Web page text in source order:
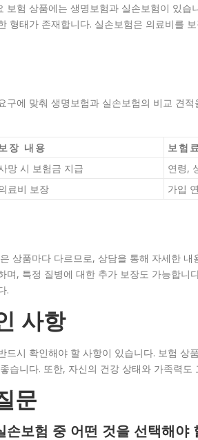
보험 상품에는 생명보험과 실손보험이 있
형태가 존재합니다. 실손보험은 의료비를
구에 맞춰 생명보험과 실손보험의 비교 견
보장 내용
보험료
망 시 보험금 지급
연령,
료비 보장 가입
상품마다 다르므로, 상담을 통해 자세한
며, 특정 질병에 대한 추가 보장도 가능합
.
사항
드시 확인해야 할 사항이 있습니다. 보험 상
습니다. 또한, 자신의 건강 상태와 가족력
문
손보험 중 어떤 것을 선택해야